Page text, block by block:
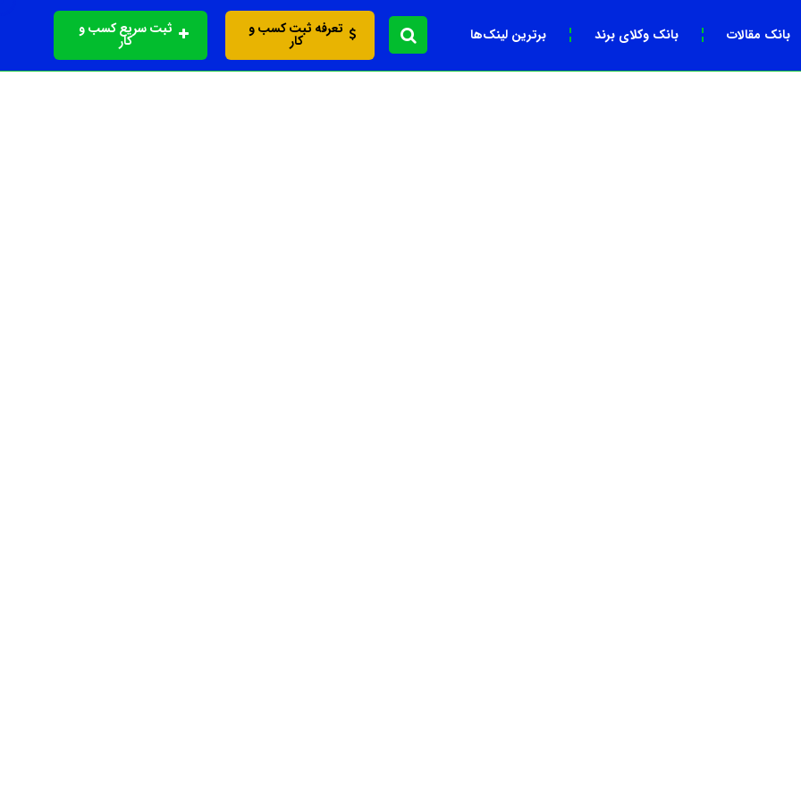
بانک مقالات بانک وکلای برند برترین لینک‌ها
تعرفه ثبت کسب و
کار
ثبت سریع کسب و
کار